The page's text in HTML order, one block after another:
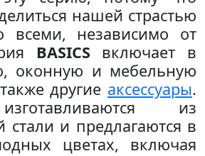
нашей страстью
всеми, независимо от
BASICS включает в
оконную и мебельную
другие аксессуары.
из
и предлагаются в
цветах, включая